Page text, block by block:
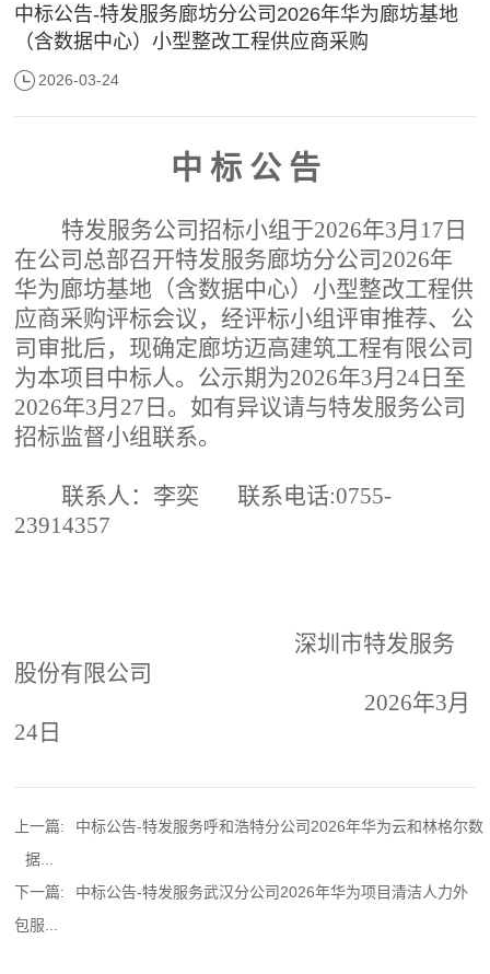
中标公告-特发服务廊坊分公司2026年华为廊坊基地
（含数据中心）小型整改工程供应商采购
2026-03-24
中 标 公 告
特发服务公司招标小组于2026年3月 17 日
在公司总部召开特发服务廊坊分公司 2026年
华为廊坊基地（含数据中心）小型整改工程供
应商采购评标会议，经评标小组评审推荐、公
司审批后，现确定廊坊迈高建筑工程有限公司
为本项目中标人。公示期为2026年3月 24日 至
2026年3月 27 日。如有异议请与特发服务公司
招标监督小组联系。
联系人： 李奕 联系电话:0755-
23914357
深圳市特发服务
股份有限公司
2026年3月
24 日
上一篇:
中标公告-特发服务呼和浩特分公司2026年华为云和林格尔数
据...
下一篇:
中标公告-特发服务武汉分公司2026年华为项目清洁人力外
包服...